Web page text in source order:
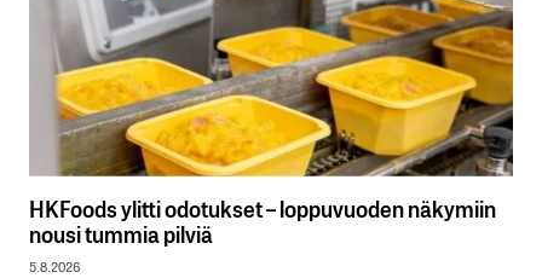
HKFoods ylitti odotukset – loppuvuoden näkymiin
nousi tummia pilviä
5.8.2026